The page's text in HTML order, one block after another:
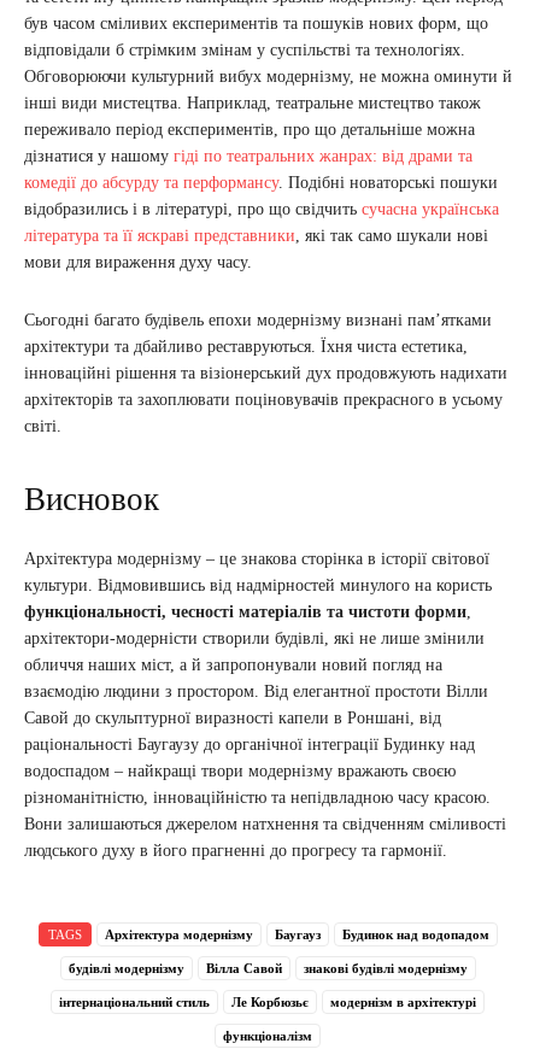
був часом сміливих експериментів та пошуків нових форм, що
відповідали б стрімким змінам у суспільстві та технологіях.
Обговорюючи культурний вибух модернізму, не можна оминути й
інші види мистецтва. Наприклад, театральне мистецтво також
переживало період експериментів, про що детальніше можна
дізнатися у нашому гіді по театральних жанрах: від драми та
комедії до абсурду та перформансу. Подібні новаторські пошуки
відобразились і в літературі, про що свідчить сучасна українська
література та її яскраві представники, які так само шукали нові
мови для вираження духу часу.
Сьогодні багато будівель епохи модернізму визнані пам’ятками
архітектури та дбайливо реставруються. Їхня чиста естетика,
інноваційні рішення та візіонерський дух продовжують надихати
архітекторів та захоплювати поціновувачів прекрасного в усьому
світі.
Висновок
Архітектура модернізму – це знакова сторінка в історії світової
культури. Відмовившись від надмірностей минулого на користь
функціональності, чесності матеріалів та чистоти форми,
архітектори-модерністи створили будівлі, які не лише змінили
обличчя наших міст, а й запропонували новий погляд на
взаємодію людини з простором. Від елегантної простоти Вілли
Савой до скульптурної виразності капели в Роншані, від
раціональності Баугаузу до органічної інтеграції Будинку над
водоспадом – найкращі твори модернізму вражають своєю
різноманітністю, інноваційністю та непідвладною часу красою.
Вони залишаються джерелом натхнення та свідченням сміливості
людського духу в його прагненні до прогресу та гармонії.
TAGS Архітектура модернізму Баугауз Будинок над водопадом
будівлі модернізму Вілла Савой знакові будівлі модернізму
інтернаціональний стиль Ле Корбюзьє модернізм в архітектурі
функціоналізм